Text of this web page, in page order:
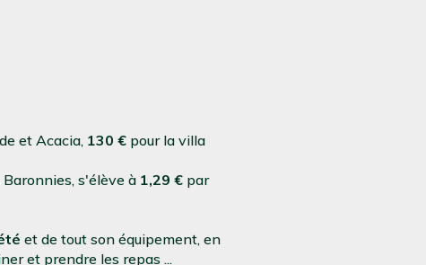
et Acacia, 130 € pour la villa
s'élève à 1,29 € par
et de tout son équipement, en
et prendre les repas ...